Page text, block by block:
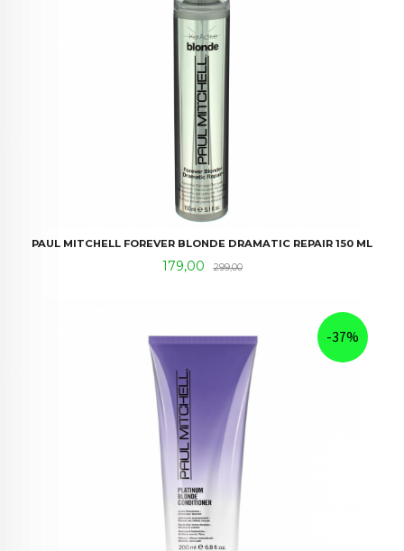
PAUL MITCHELL FOREVER BLONDE DRAMATIC REPAIR 150 ML
Tilbud
179,00 299,00Rabatt
-37%